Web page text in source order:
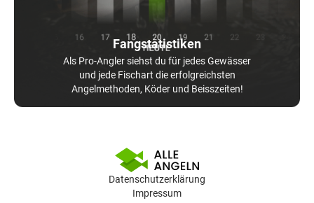
Fangstatistiken
Als Pro-Angler siehst du für jedes Gewässer
und jede Fischart die erfolgreichsten
Angelmethoden, Köder und Beisszeiten!
Datenschutzerklärung
Impressum